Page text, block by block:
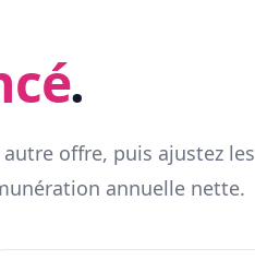
.
offre, puis ajustez les
annuelle nette.